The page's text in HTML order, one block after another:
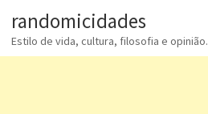
randomicidades
Estilo de vida, cultura, filosofia e opinião.